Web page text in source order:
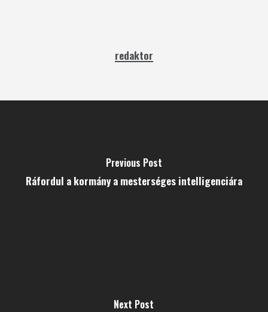
redaktor
Previous Post
Ráfordul a kormány a mesterséges intelligenciára
Next Post